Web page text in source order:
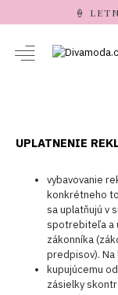
🍦
UPLATNENIE
vybavovanie
konkrétneho
sa uplatňujú v
spotrebiteľa a
zákonníka
predpisov).
kupujúcemu
zásielky